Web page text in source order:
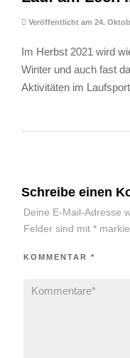
Veröffentlicht am 24.
Im Herbst 2021 wird
Winter und auch fast
Aktivitäten im
Schreibe einen
Deine E-Mail-Adresse
Felder sind mit *
KOMMENTAR *